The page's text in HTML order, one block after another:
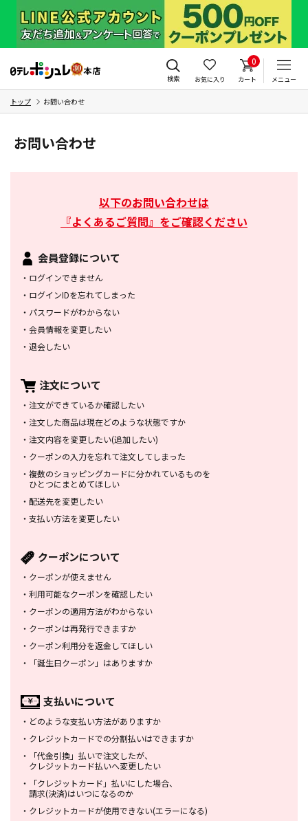
検索 お気に入り
0
カート メニュー
トップ お問い合わせ
お問い合わせ
以下のお問い合わせは
『よくあるご質問』をご確認ください
会員登録について
・ ログインできません
・ ログインIDを忘れてしまった
・ パスワードがわからない
・ 会員情報を変更したい
・ 退会したい
注文について
・ 注文ができているか確認したい
・ 注文した商品は現在どのような状態ですか
・ 注文内容を変更したい(追加したい)
・ クーポンの入力を忘れて注文してしまった
・ 複数のショッピングカードに分かれているものを
ひとつにまとめてほしい
・ 配送先を変更したい
・ 支払い方法を変更したい
クーポンについて
・ クーポンが使えません
・ 利用可能なクーポンを確認したい
・ クーポンの適用方法がわからない
・ クーポンは再発行できますか
・ クーポン利用分を返金してほしい
・
「誕生日クーポン」はありますか
支払いについて
・ どのような支払い方法がありますか
・ クレジットカードでの分割払いはできますか
・
「代金引換」払いで注文したが、
クレジットカード払いへ変更したい
・
「クレジットカード」払いにした場合、
請求(決済)はいつになるのか
・ クレジットカードが使用できない(エラーになる)